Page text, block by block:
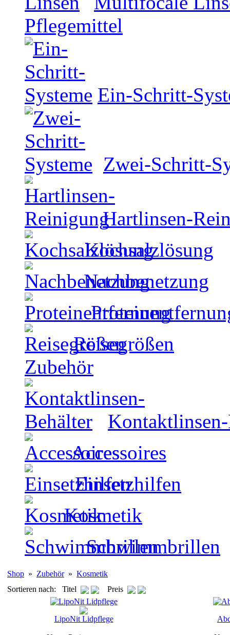
Pflegemittel
Ein-Schritt-
Zwei-Schritt-
Hartlinsen-
Kochsalzlösung
Nachbenetzung
Reisegrößen
Zubehör
Accessoires
Einsetzhilfen
Kosmetik
Schwimmbrillen
Shop » Zubehör» Kosmetik
Sortieren nach: Titel
Preis
LipoNit Lidpflege